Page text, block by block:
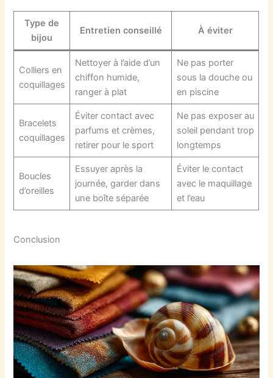
Type de
bijou
Entretien conseillé À éviter
Colliers en
coquillages
Nettoyer à l’aide d’un
chiffon humide,
ranger à plat
Ne pas porter
sous la douche ou
en piscine
Bracelets
coquillages
Éviter contact avec
parfums et crèmes,
retirer pour le sport
Ne pas exposer au
soleil pendant trop
longtemps
Boucles
d’oreilles
Essuyer après la
journée, garder dans
une boîte séparée
Éviter le contact
avec le maquillage
et l’eau
Conclusion